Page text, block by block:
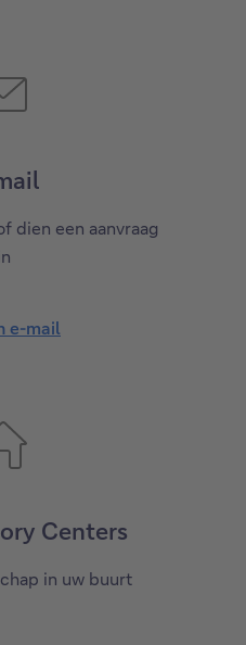
dien een aanvraag
e-mail
Centers
in uw buurt